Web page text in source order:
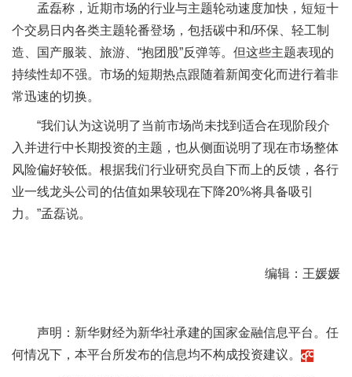
孟磊称，近期市场的行业与主题轮动速度加快，短短十
个交易日内各类主题轮番登场，包括碳中和/环保、轻工制
造、国产服装、旅游、“抱团股”反弹等。但这些主题表现的
持续性却不强。市场的短期热点跟随着新闻变化而进行着非
常迅速的切换。
“我们认为这说明了当前市场尚未找到适合在现阶段介
入并进行中长期投资的主题，也从侧面说明了现在市场整体
风险偏好较低。根据我们行业研究员自下而上的反馈，各行
业一线龙头公司的估值如果较现在下降20%将具备吸引
力。”孟磊说。
编辑：王媛媛
声明：新华财经为新华社承建的国家金融信息平台。任
何情况下，本平台所发布的信息均不构成投资建议。